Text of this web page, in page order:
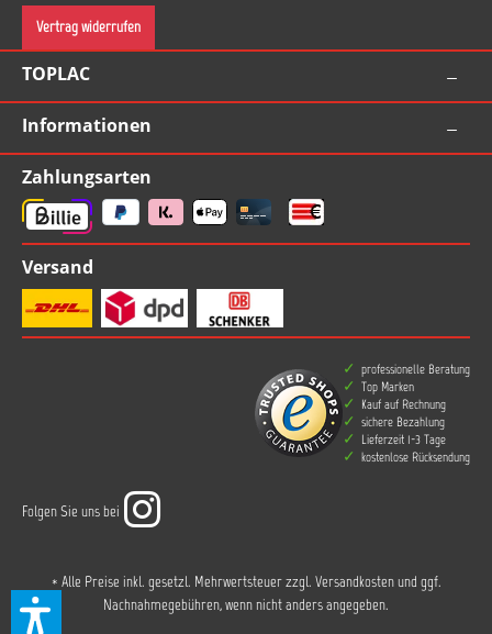
Vertrag widerrufen
TOPLAC
Informationen
Zahlungsarten
Versand
professionelle Beratung
Top Marken
Kauf auf Rechnung
sichere Bezahlung
Lieferzeit 1-3 Tage
kostenlose Rücksendung
Folgen Sie uns bei
* Alle Preise inkl. gesetzl. Mehrwertsteuer zzgl. Versandkostenund ggf.
Nachnahmegebühren, wenn nicht anders angegeben.